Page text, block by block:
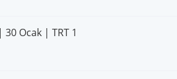
Ocak | TRT 1